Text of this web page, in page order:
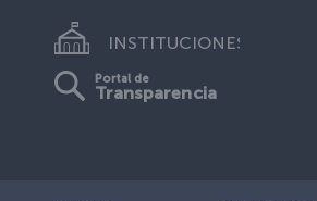
INSTITUCIONES
Portal de
Transparencia